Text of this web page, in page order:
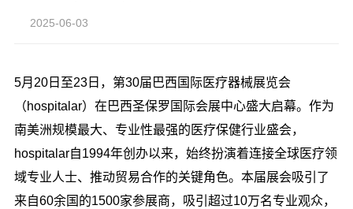
2025-06-03
5月20日至23日，第30届巴西国际医疗器械展览会
（hospitalar）在巴西圣保罗国际会展中心盛大启幕。作为
南美洲规模最大、专业性最强的医疗保健行业盛会，
hospitalar自1994年创办以来，始终扮演着连接全球医疗领
域专业人士、推动贸易合作的关键角色。本届展会吸引了
来自60余国的1500家参展商，吸引超过10万名专业观众，